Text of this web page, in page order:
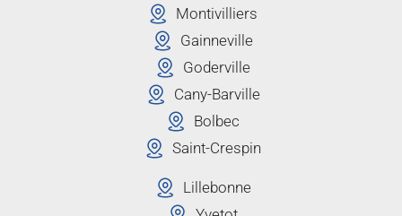
Montivilliers
Gainneville
Goderville
Cany-Barville
Bolbec
Saint-Crespin
Lillebonne